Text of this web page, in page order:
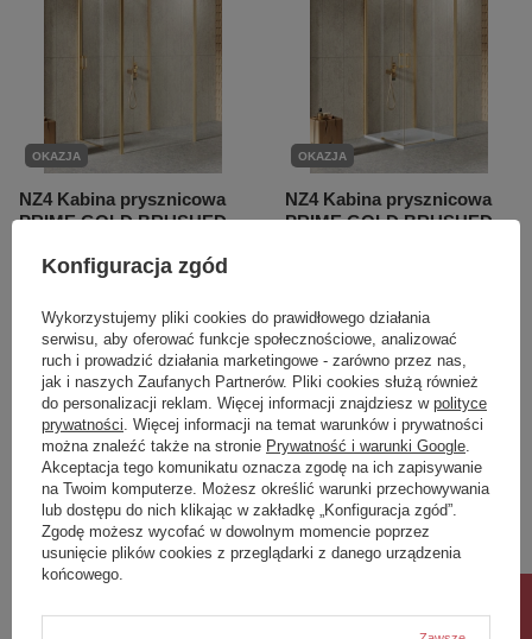
OKAZJA
NZ4 Kabina prysznicowa
PRIME GOLD BRUSHED
przyścienna P 120x120x200
Shield 2.0
5 949,00 zł
Najniższa cena produktu w okresie
30 dni przed wprowadzeniem
obniżki:5 949,00 zł 0%
Cena regularna:7 317,27 zł -19%
OKAZJA
NZ4 Kabina prysznicowa
PRIME GOLD BRUSHED
Shield 2.0
5 394,00 zł
Najniższa cena produktu w okresie
30 dni przed wprowadzeniem
obniżki:5 394,00 zł 0%
Cena regularna:6 634,62 zł
Konfiguracja zgód
Wykorzystujemy pliki cookies do prawidłowego działania
serwisu, aby oferować funkcje społecznościowe, analizować
ruch i prowadzić działania marketingowe - zarówno przez nas,
jak i naszych Zaufanych Partnerów. Pliki cookies służą również
do personalizacji reklam. Więcej informacji znajdziesz w polityce
prywatności . Więcej informacji na temat warunków i prywatności
można znaleźć także na stronie Prywatność i warunki Google
Akceptacja tego komunikatu oznacza zgodę na ich zapisywanie
na Twoim komputerze. Możesz określić warunki przechowywania
lub dostępu do nich klikając w zakładkę „Konfiguracja zgód”.
Zgodę możesz wycofać w dowolnym momencie poprzez
usunięcie plików cookies z przeglądarki z danego urządzenia
końcowego.